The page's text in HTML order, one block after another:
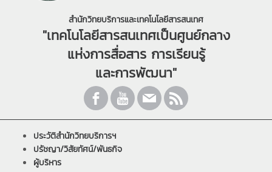
สำนักวิทยบริการและเทคโนโลยีสารสนเทศ
"เทคโนโลยีสารสนเทศเป็นศูนย์กลาง
แห่งการสื่อสาร การเรียนรู้
และการพัฒนา"
ประวัติสำนักวิทยบริการฯ
ปรัชญา/วิสัยทัศน์/พันธกิจ
ผู้บริหาร